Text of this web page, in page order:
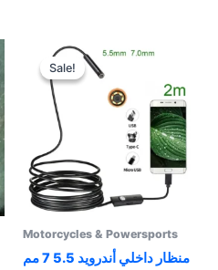
Sale!
Sale!
Motorcycles & Powersports
منظار داخلي أندرويد 5.5 7 مم